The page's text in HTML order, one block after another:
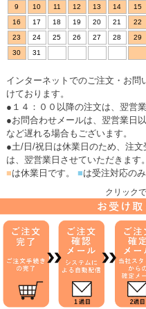
9
10 11 12 13 14
15
16
17 18 19 20 21
22
23
24 25 26 27 28
29
30
31
インターネットでのご注文・お
けております。
●１４：００以降の注文は、翌営
●お問合わせメールは、翌営業日
など遅れる場合もございます。
●土/日/祝日は休業日のため、注
は、翌営業日させていただきます。
■は休業日です。 ■は受注対応のみ
クリック